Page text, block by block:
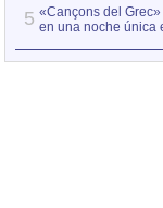
5 «Cançons del
en una noche única